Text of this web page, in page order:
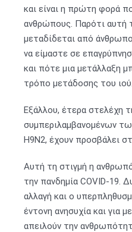
και είναι η πρώτη φορά
ανθρώπους. Παρότι αυτή
μεταδίδεται από
να είμαστε σε
και πότε μια μετάλλαξη
τρόπο μετάδοσης του ιού.
Εξάλλου, έτερα στελέχη
συμπεριλαμβανομένων
Η9Ν2, έχουν προσβάλει
Αυτή τη στιγμή η
την πανδημία COVID-19.
αλλαγή και ο
έντονη ανησυχία και για
απειλούν την